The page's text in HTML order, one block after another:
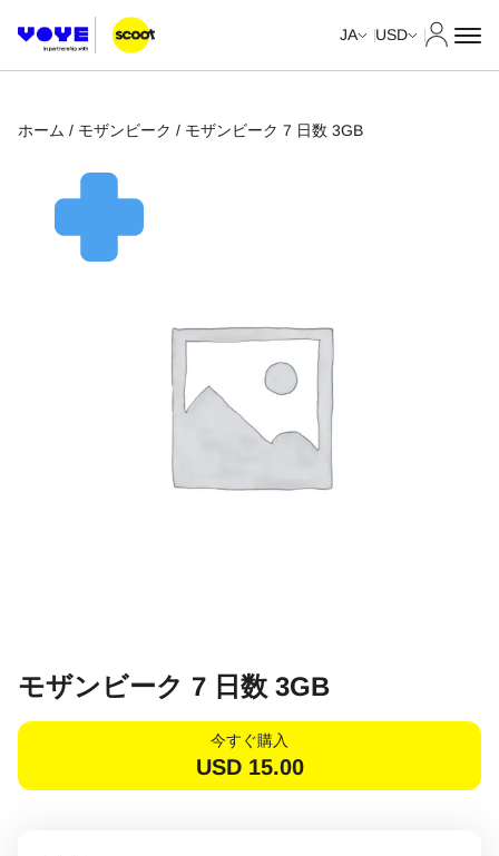
JA USD
ホーム / モザンビーク / モザンビーク 7 日数 3GB
モザンビーク 7 日数 3GB
今すぐ購入
USD 15.00